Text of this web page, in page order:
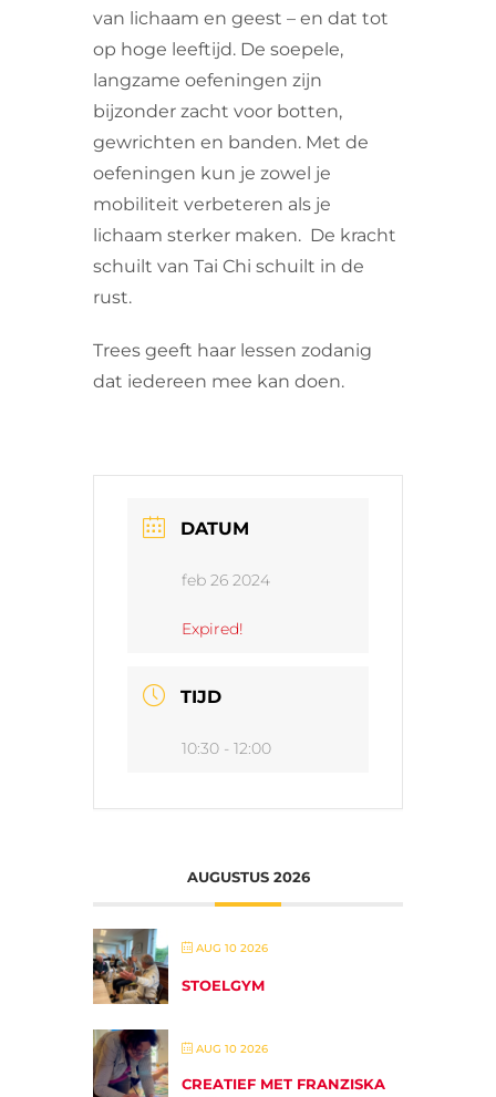
van lichaam en geest – en dat tot
op hoge leeftijd. De soepele,
langzame oefeningen zijn
bijzonder zacht voor botten,
gewrichten en banden. Met de
oefeningen kun je zowel je
mobiliteit verbeteren als je
lichaam sterker maken. De kracht
schuilt van Tai Chi schuilt in de
rust.
Trees geeft haar lessen zodanig
dat iedereen mee kan doen.
DATUM
feb 26 2024
Expired!
TIJD
10:30 - 12:00
AUGUSTUS 2026
AUG 10 2026
STOELGYM
AUG 10 2026
CREATIEF MET FRANZISKA